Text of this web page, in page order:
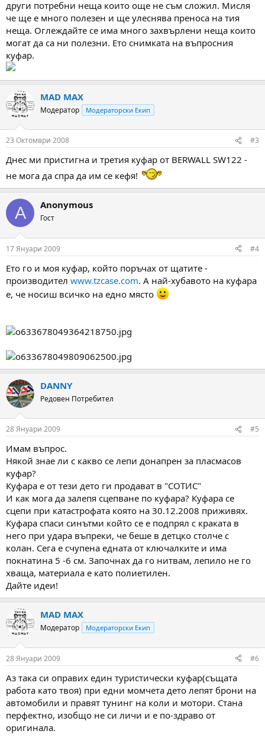
други потребни неща които още не съм сложил. Мисля
че ще е много полезен и ще улеснява преноса на тия
неща. Оглеждайте се има много захвърлени неща които
могат да са ни полезни. Ето снимката на въпросния
куфар.
MAD MAX
Модератор Модераторски Екип
23 Октомври 2008 #3
Днес ми пристигна и третия куфар от BERWALL SW122 -
не мога да спра да им се кефя!
A Anonymous
Гост
17 Януари 2009 #4
Ето го и моя куфар, който поръчах от щатите -
производител www.tzcase.com. А най-хубавото на куфара
е, че носиш всичко на едно място
DANNY
Редовен Потребител
28 Януари 2009 #5
Имам въпрос.
Някой знае ли с какво се лепи донапрен за пласмасов
куфар?
Куфара е от тези дето ги продават в "СОТИС"
И как мога да залепя сцепване по куфара? Куфара се
сцепи при катастрофата която на 30.12.2008 приживях.
Куфара спаси синътми който се е подпрял с краката в
него при удара въпреки, че беше в детцко столче с
колан. Сега е счупена едната от ключалките и има
покнатина 5 -6 см. Започнах да го нитвам, лепило не го
хваща, материала е като полиетилен.
Дайте идеи!
MAD MAX
Модератор Модераторски Екип
28 Януари 2009 #6
Аз така си оправих един туристически куфар(същата
работа като твоя) при едни момчета дето лепят брони на
автомобили и правят тунинг на коли и мотори. Стана
перфектно, изобщо не си личи и е по-здраво от
оригинала.